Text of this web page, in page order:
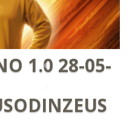
❅
❅
1.0 28-05-